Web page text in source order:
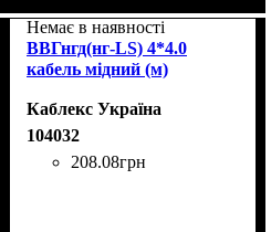
Немає в наявності
ВВГнгд(нг-LS) 4*4.0
кабель мідний (м)
Каблекс Україна
104032
208.08грн